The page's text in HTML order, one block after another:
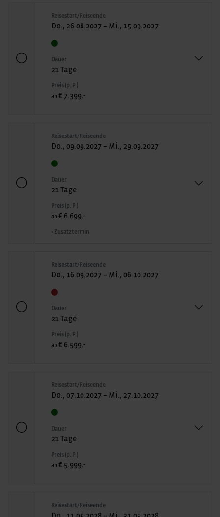
Reisestart/Reiseende
Do., 26.08.2027 – Mi., 15.09.2027
Dauer
21 Tage
Preis (p. P.)
ab € 7.399,-
Reisestart/Reiseende
Do., 09.09.2027 – Mi., 29.09.2027
Dauer
21 Tage
Preis (p. P.)
ab € 6.699,-
• Zusatztermin
Reisestart/Reiseende
Do., 16.09.2027 – Mi., 06.10.2027
Dauer
21 Tage
Preis (p. P.)
ab € 6.599,-
Reisestart/Reiseende
Do., 07.10.2027 – Mi., 27.10.2027
Dauer
21 Tage
Preis (p. P.)
ab € 5.999,-
Reisestart/Reiseende